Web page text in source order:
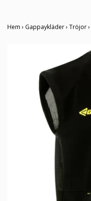
Hem › Gappaykläder› Tröjor›